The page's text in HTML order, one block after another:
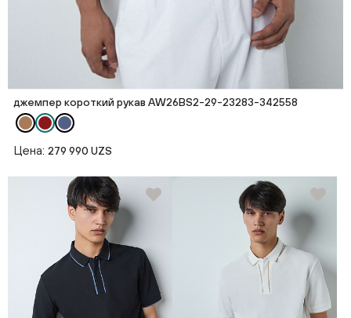
джемпер короткий рукав AW26BS2-29-23283-342558
Цена: 279 990 UZS